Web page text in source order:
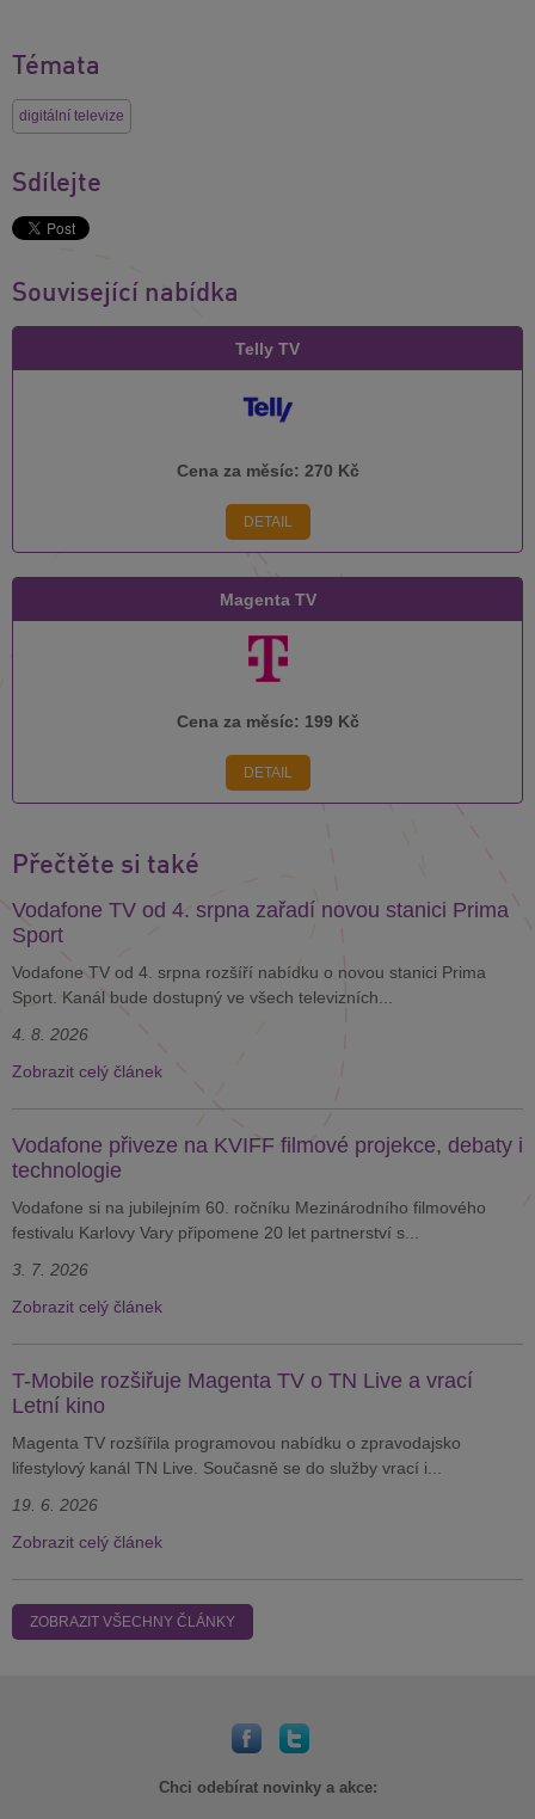
Témata
digitální televize
Sdílejte
Související nabídka
Telly TV
Cena za měsíc: 270 Kč
DETAIL
Magenta TV
Cena za měsíc: 199 Kč
DETAIL
Přečtěte si také
Vodafone TV od 4. srpna zařadí novou stanici Prima
Sport
Vodafone TV od 4. srpna rozšíří nabídku o novou stanici Prima
Sport. Kanál bude dostupný ve všech televizních...
4. 8. 2026
Zobrazit celý článek
Vodafone přiveze na KVIFF filmové projekce, debaty i
technologie
Vodafone si na jubilejním 60. ročníku Mezinárodního filmového
festivalu Karlovy Vary připomene 20 let partnerství s...
3. 7. 2026
Zobrazit celý článek
T-Mobile rozšiřuje Magenta TV o TN Live a vrací
Letní kino
Magenta TV rozšířila programovou nabídku o zpravodajsko
lifestylový kanál TN Live. Současně se do služby vrací i...
19. 6. 2026
Zobrazit celý článek
ZOBRAZIT VŠECHNY ČLÁNKY
Chci odebírat novinky a akce: